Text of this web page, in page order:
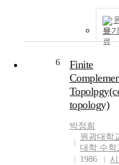
보기
6
Finite
topology)
박정희
원광대학
대학 수학
1986